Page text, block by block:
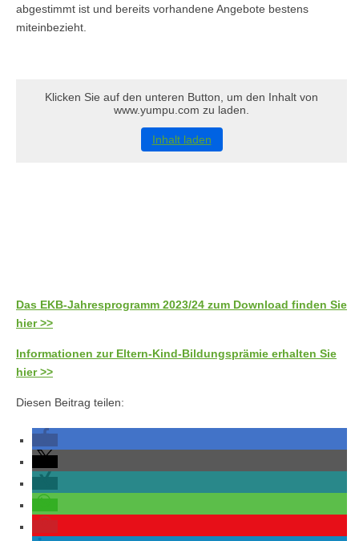
abgestimmt ist und bereits vorhandene Angebote bestens
miteinbezieht.
Klicken Sie auf den unteren Button, um den Inhalt von
www.yumpu.com zu laden.
Inhalt laden
Das EKB-Jahresprogramm 2023/24 zum Download finden Sie
hier >>
Informationen zur Eltern-Kind-Bildungsprämie erhalten Sie
hier >>
Diesen Beitrag teilen: